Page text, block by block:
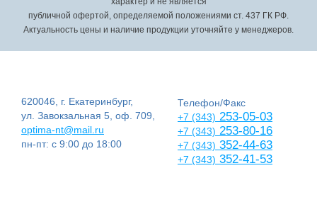
публичной офертой, определяемой положениями ст. 437 ГК РФ.
Актуальность цены и наличие продукции уточняйте у менеджеров.
620046, г. Екатеринбург,
ул. Завокзальная 5, оф. 709,
optima-nt@mail.ru
пн-пт: с 9:00 до 18:00
Телефон/Факс
+7 (343) 253-05-03
+7 (343) 253-80-16
+7 (343) 352-44-63
+7 (343) 352-41-53